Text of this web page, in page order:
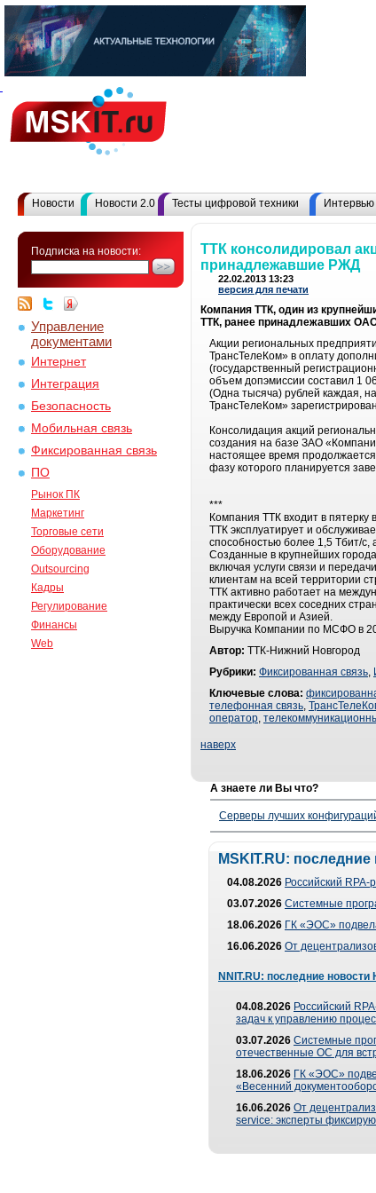
Новости Новости 2.0 Тесты цифровой техники Интервью
Подписка на новости:
Управление
документами
Интернет
Интеграция
Безопасность
Мобильная связь
Фиксированная связь
ПО
Рынок ПК
Маркетинг
Торговые сети
Оборудование
Outsourcing
Кадры
Регулирование
Финансы
Web
ТТК консолидировал
принадлежавшие РЖД
22.02.2013 13:23
версия для печати
Компания ТТК, один из
ТТК, ранее принадлежавших
Акции региональных
ТрансТелеКом» в оплату
(государственный
объем допэмиссии составил 1
(Одна тысяча) рублей каждая,
ТрансТелеКом»
Консолидация акций
создания на базе ЗАО
настоящее время
фазу которого планируется
***
Компания ТТК входит в
ТТК эксплуатирует и
способностью более 1,5 Тбит/с,
Созданные в крупнейших
включая услуги связи и
клиентам на всей территории
ТТК активно работает на
практически всех соседних
между Европой и Азией.
Выручка Компании по МСФО в
Автор: ТТК-Нижний Новгород
Рубрики: Фиксированная связь,
Ключевые слова:
телефонная связь,
оператор,
наверх
А знаете ли Вы что?
Серверы лучших
MSKIT.RU:
04.08.2026 Российский
03.07.2026 Системные
18.06.2026 ГК «ЭОС»
16.06.2026 От
NNIT.RU: последние
04.08.2026 Российский
задач к управлению
03.07.2026 Системные
отечественные ОС для
18.06.2026 ГК «ЭОС»
«Весенний
16.06.2026 От
service: эксперты